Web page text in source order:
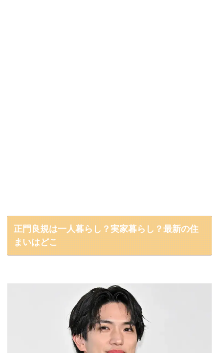
正門良規は一人暮らし？実家暮らし？最新の住
まいはどこ